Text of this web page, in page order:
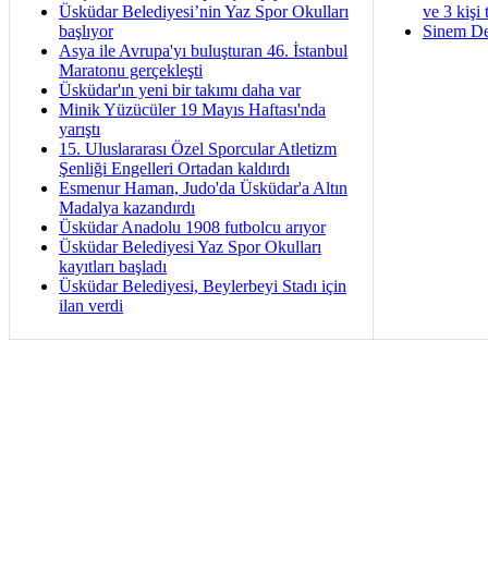
Üsküdar Belediyesi’nin Yaz Spor Okulları
başlıyor
Asya ile Avrupa'yı buluşturan 46. İstanbul
Maratonu gerçekleşti
Üsküdar'ın yeni bir takımı daha var
Minik Yüzücüler 19 Mayıs Haftası'nda
yarıştı
15. Uluslararası Özel Sporcular Atletizm
Şenliği Engelleri Ortadan kaldırdı
Esmenur Haman, Judo'da Üsküdar'a Altın
Madalya kazandırdı
Üsküdar Anadolu 1908 futbolcu arıyor
Üsküdar Belediyesi Yaz Spor Okulları
kayıtları başladı
Üsküdar Belediyesi, Beylerbeyi Stadı için
ilan verdi
ve 3 kişi
Sinem